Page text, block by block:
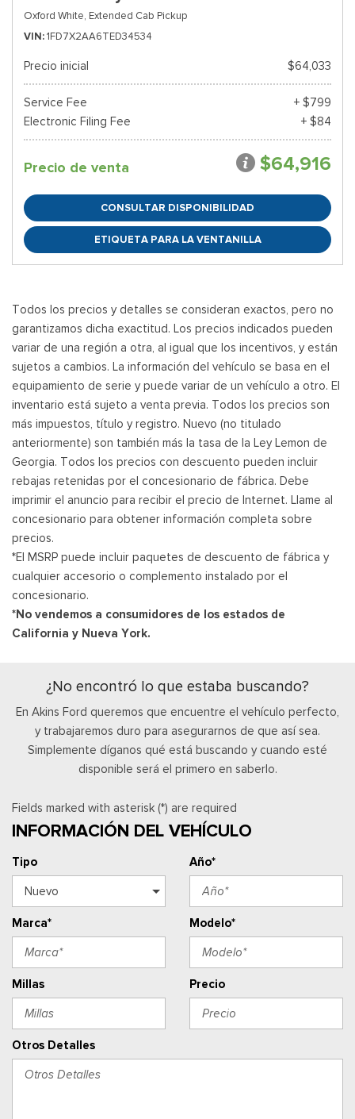
Oxford White, Extended Cab Pickup
VIN 1FD7X2AA6TED34534
Precio inicial $64,033
Service Fee
+ $799
Electronic Filing Fee
+ $84
Precio de venta $64,916
CONSULTAR DISPONIBILIDAD
ETIQUETA PARA LA VENTANILLA
Todos los precios y detalles se consideran exactos, pero no
garantizamos dicha exactitud. Los precios indicados pueden
variar de una región a otra, al igual que los incentivos, y están
sujetos a cambios. La información del vehículo se basa en el
equipamiento de serie y puede variar de un vehículo a otro. El
inventario está sujeto a venta previa. Todos los precios son
más impuestos, título y registro. Nuevo (no titulado
anteriormente) son también más la tasa de la Ley Lemon de
Georgia. Todos los precios con descuento pueden incluir
rebajas retenidas por el concesionario de fábrica. Debe
imprimir el anuncio para recibir el precio de Internet. Llame al
concesionario para obtener información completa sobre
precios.
*El MSRP puede incluir paquetes de descuento de fábrica y
cualquier accesorio o complemento instalado por el
concesionario.
*No vendemos a consumidores de los estados de
California y Nueva York.
¿No encontró lo que estaba buscando?
En Akins Ford queremos que encuentre el vehículo perfecto,
y trabajaremos duro para asegurarnos de que así sea.
Simplemente díganos qué está buscando y cuando esté
disponible será el primero en saberlo.
Fields marked with asterisk (*) are required
INFORMACIÓN DEL VEHÍCULO
Tipo Año*
Marca* Modelo*
Millas Precio
Otros Detalles